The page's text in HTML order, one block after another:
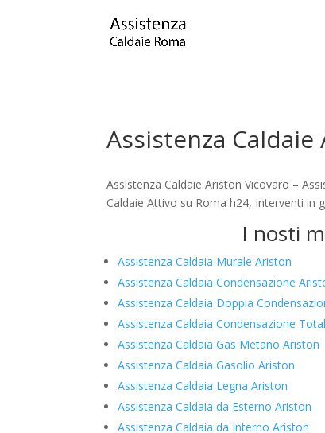
Assistenza
Assistenza Caldaie Ariston Vicovaro –
Caldaie Attivo su Roma h24, Interventi in
I nosti
Assistenza Caldaia Murale Ariston
Assistenza Caldaia Condensazione
Assistenza Caldaia Doppia
Assistenza Caldaia Condensazione
Assistenza Caldaia Gas Metano Ariston
Assistenza Caldaia Gasolio Ariston
Assistenza Caldaia Legna Ariston
Assistenza Caldaia da Esterno Ariston
Assistenza Caldaia da Interno Ariston